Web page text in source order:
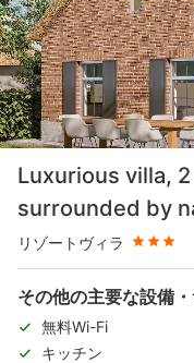
Luxurious villa,
surrounded by
リゾートヴィラ
星評価 3つ星
その他の主要な設備
無料Wi-Fi
キッチン